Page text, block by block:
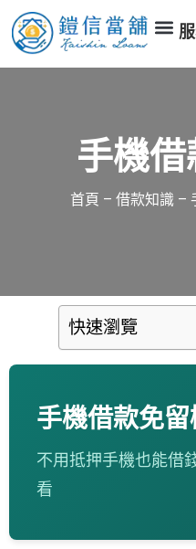
手機
首頁 – 借款知識 –
快速瀏覽
手機借款免
不用抵押手機也能借
看